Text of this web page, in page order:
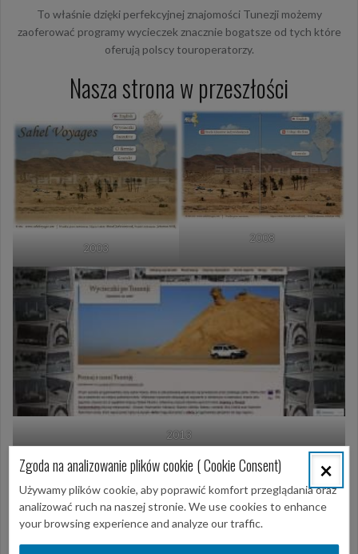
To właśnie dzięki perfekcyjnej znajomości Tunezji możemy
zaoferować programy wycieczek znacznie bogatsze od tych które
oferują polscy touroperatorzy.
Nasza strona w przeszłości
2003
2008
2013
Opublikowany wBiuro
Nawigacja
×
Zgoda na analizowanie plików cookie ( Cookie Consent)
Używamy plików cookie, aby poprawić komfort przeglądania oraz
analizować ruch na naszej stronie. We use cookies to enhance
your browsing experience and analyze our traffic.